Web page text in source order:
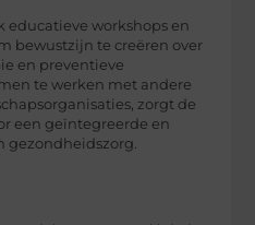
workshops en
bewustzijn te creëren over
en preventieve
te werken met andere
zorgt de
een geïntegreerde en
gezondheidszorg.